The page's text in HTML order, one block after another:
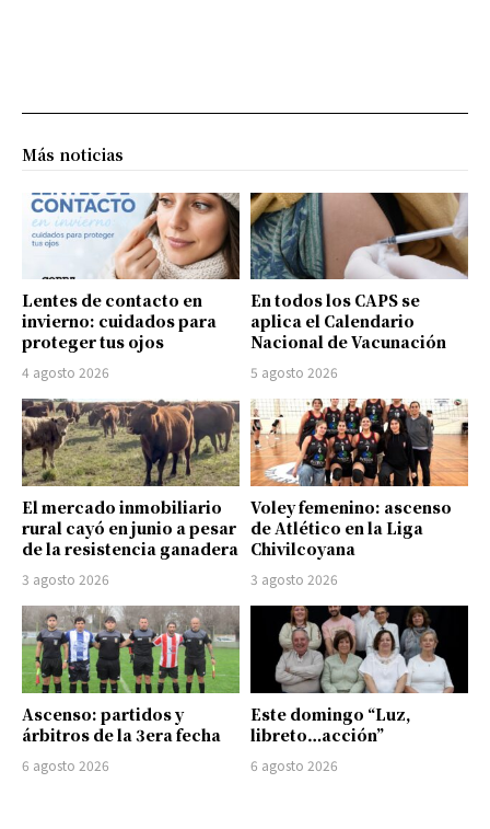
Más noticias
Lentes de contacto en
invierno: cuidados para
proteger tus ojos
4 agosto 2026
En todos los CAPS se
aplica el Calendario
Nacional de Vacunación
5 agosto 2026
El mercado inmobiliario
rural cayó en junio a pesar
de la resistencia ganadera
3 agosto 2026
Voley femenino: ascenso
de Atlético en la Liga
Chivilcoyana
3 agosto 2026
Ascenso: partidos y
árbitros de la 3era fecha
6 agosto 2026
Este domingo “Luz,
libreto…acción”
6 agosto 2026